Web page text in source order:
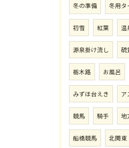
冬の準備 冬用タ
初雪 紅葉 温
源泉掛け流し 硫
栃木路 お風呂
みずほ台えき ア
競馬 騎手 地
船橋競馬 北関東